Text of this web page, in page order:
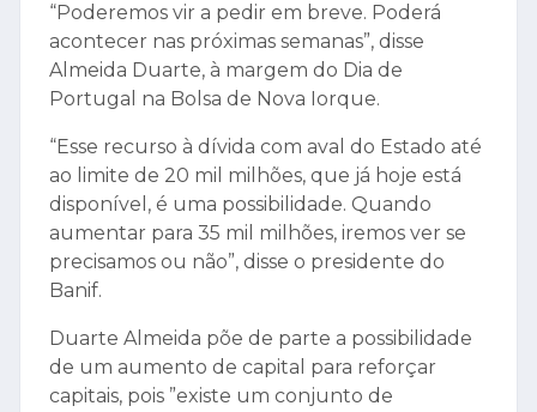
“Poderemos vir a pedir em breve. Poderá
acontecer nas próximas semanas”, disse
Almeida Duarte, à margem do Dia de
Portugal na Bolsa de Nova Iorque.
“Esse recurso à dívida com aval do Estado até
ao limite de 20 mil milhões, que já hoje está
disponível, é uma possibilidade. Quando
aumentar para 35 mil milhões, iremos ver se
precisamos ou não”, disse o presidente do
Banif.
Duarte Almeida põe de parte a possibilidade
de um aumento de capital para reforçar
capitais, pois ”existe um conjunto de